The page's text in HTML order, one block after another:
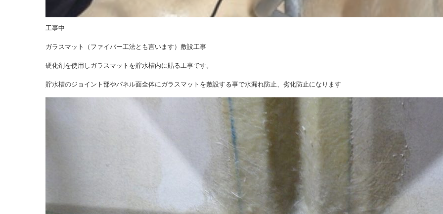
工事中
ガラスマット（ファイバー工法とも言います）敷設工事
硬化剤を使用しガラスマットを貯水槽内に貼る工事です。
貯水槽のジョイント部やパネル面全体にガラスマットを敷設する事で水漏れ防止、劣化防止になります